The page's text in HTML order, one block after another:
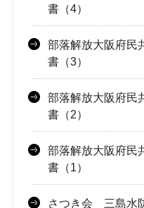
書（4）
部落解放大阪府
書（3）
部落解放大阪府
書（2）
部落解放大阪府
書（1）
さつき会 三島水